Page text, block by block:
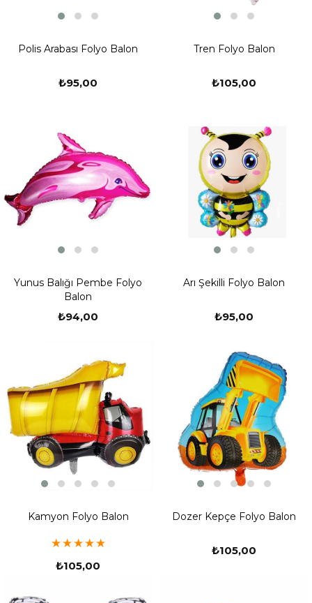
Polis Arabası Folyo Balon
₺95,00
Tren Folyo Balon
₺105,00
Yunus Balığı Pembe Folyo
Balon
₺94,00
Arı Şekilli Folyo Balon
₺95,00
Kamyon Folyo Balon
★★★★★
₺105,00
Dozer Kepçe Folyo Balon
₺105,00